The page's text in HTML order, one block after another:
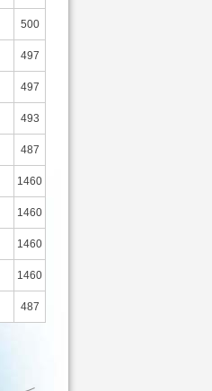
500
497
497
493
487
1460
1460
1460
1460
487